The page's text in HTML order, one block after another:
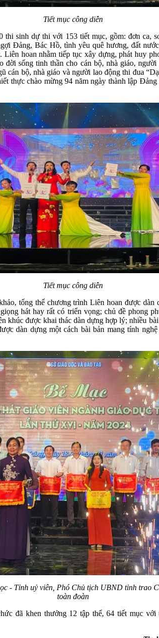
Tiết mục công diễn
thi sinh dự thi với 153 tiết mục, gồm: đơn ca,
Đảng, Bác Hồ, tình yêu quê hương, đất
Liên hoan nhằm tiếp tục xây dựng, phát huy
đời sống tinh thần cho cán bộ, nhà giáo,
cán bộ, nhà giáo và người lao động thi đua
thực chào mừng 94 năm ngày thành lập
Tiết mục công diễn
tổng thể chương trình Liên hoan được
hát hay rất có triển vọng; chủ đề phong
khúc được khai thác dàn dựng hợp lý; nhiều
dàn dựng một cách bài bản mang tính
- Tỉnh uỷ viên, Phó Chủ tịch UBND tỉnh trao
toàn đoàn
đã khen thưởng 12 tập thể, 64 tiết mục